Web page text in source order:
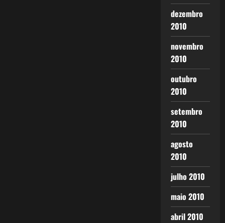
dezembro
2010
novembro
2010
outubro
2010
setembro
2010
agosto
2010
julho 2010
maio 2010
abril 2010